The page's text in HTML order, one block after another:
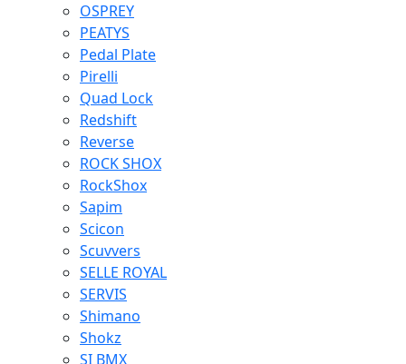
OSPREY
PEATYS
Pedal Plate
Pirelli
Quad Lock
Redshift
Reverse
ROCK SHOX
RockShox
Sapim
Scicon
Scuvvers
SELLE ROYAL
SERVIS
Shimano
Shokz
SI BMX